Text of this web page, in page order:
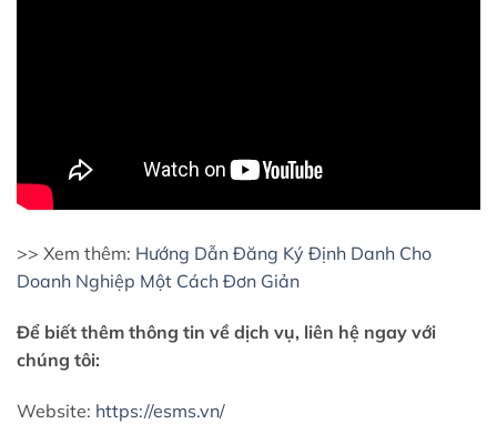
>> Xem thêm: Hướng Dẫn Đăng Ký Định Danh Cho
Doanh Nghiệp Một Cách Đơn Giản
Để biết thêm thông tin về dịch vụ, liên hệ ngay với
chúng tôi:
Website: https://esms.vn/